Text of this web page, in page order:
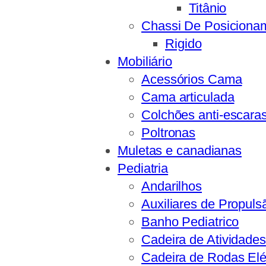
Titânio
Chassi De
Rigido
Mobiliário
Acessórios Cama
Cama articulada
Colchões anti-
Poltronas
Muletas e canadianas
Pediatria
Andarilhos
Auxiliares de
Banho Pediatrico
Cadeira de Atividades
Cadeira de Rodas